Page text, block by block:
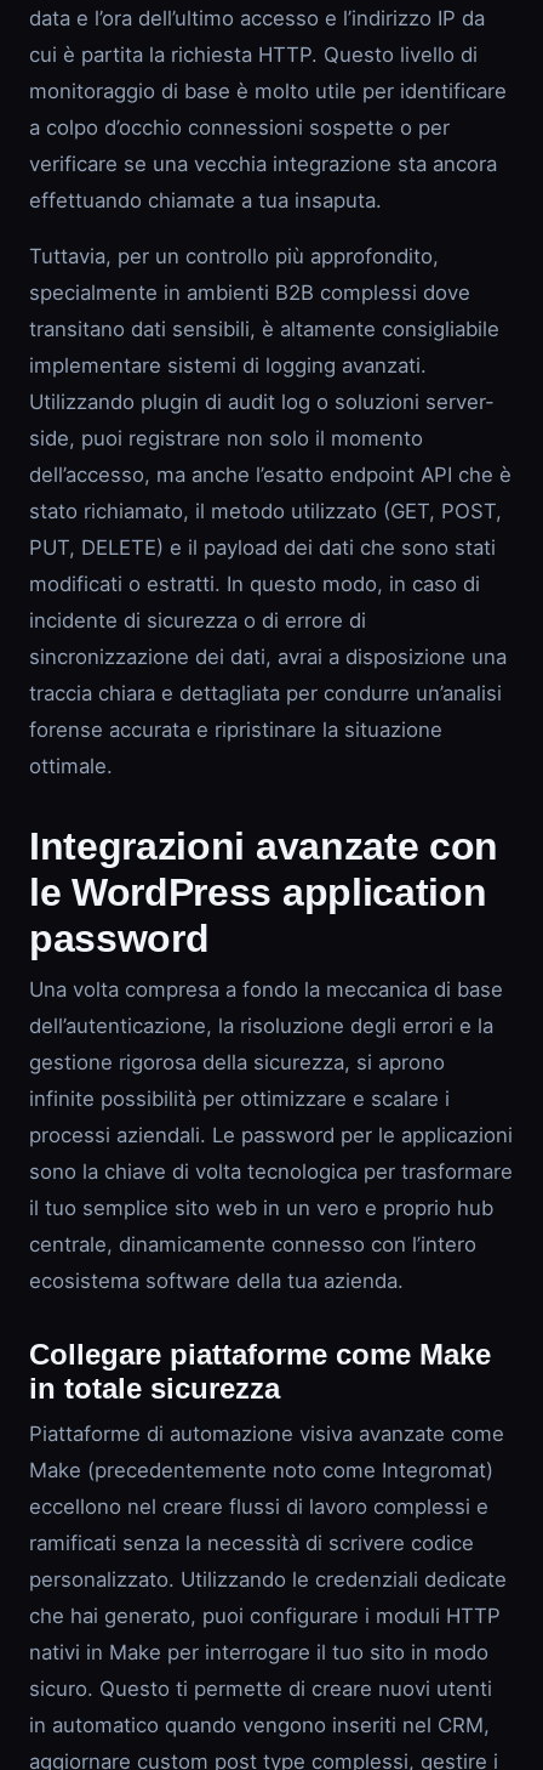
data e l’ora dell’ultimo accesso e l’indirizzo IP da
cui è partita la richiesta HTTP. Questo livello di
monitoraggio di base è molto utile per identificare
a colpo d’occhio connessioni sospette o per
verificare se una vecchia integrazione sta ancora
effettuando chiamate a tua insaputa.
Tuttavia, per un controllo più approfondito,
specialmente in ambienti B2B complessi dove
transitano dati sensibili, è altamente consigliabile
implementare sistemi di logging avanzati.
Utilizzando plugin di audit log o soluzioni server-
side, puoi registrare non solo il momento
dell’accesso, ma anche l’esatto endpoint API che è
stato richiamato, il metodo utilizzato (GET, POST,
PUT, DELETE) e il payload dei dati che sono stati
modificati o estratti. In questo modo, in caso di
incidente di sicurezza o di errore di
sincronizzazione dei dati, avrai a disposizione una
traccia chiara e dettagliata per condurre un’analisi
forense accurata e ripristinare la situazione
ottimale.
Integrazioni avanzate con
le WordPress application
password
Una volta compresa a fondo la meccanica di base
dell’autenticazione, la risoluzione degli errori e la
gestione rigorosa della sicurezza, si aprono
infinite possibilità per ottimizzare e scalare i
processi aziendali. Le password per le applicazioni
sono la chiave di volta tecnologica per trasformare
il tuo semplice sito web in un vero e proprio hub
centrale, dinamicamente connesso con l’intero
ecosistema software della tua azienda.
Collegare piattaforme come Make
in totale sicurezza
Piattaforme di automazione visiva avanzate come
Make (precedentemente noto come Integromat)
eccellono nel creare flussi di lavoro complessi e
ramificati senza la necessità di scrivere codice
personalizzato. Utilizzando le credenziali dedicate
che hai generato, puoi configurare i moduli HTTP
nativi in Make per interrogare il tuo sito in modo
sicuro. Questo ti permette di creare nuovi utenti
in automatico quando vengono inseriti nel CRM,
aggiornare custom post type complessi, gestire i